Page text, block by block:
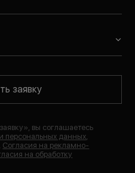
заявку
», вы соглашаетесь
персональных данных
Согласия на рекламно-
на обработку